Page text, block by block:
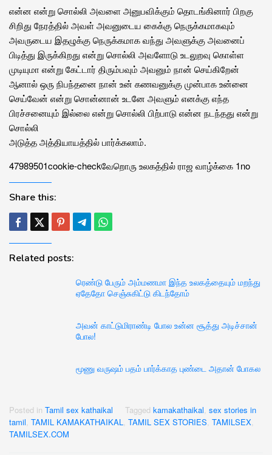
என்ன என்று சொல்லி அவளை அனுபவிக்கும் தொடங்கினார் பிறகு
சிறிது நேரத்தில் அவள் அவனுடைய கைக்கு நெருக்கமாகவும்
அவருடைய இதழுக்கு நெருக்கமாக வந்து அவளுக்கு அவனைப்
பிடித்து இருக்கிறது என்று சொல்லி அவளோடு உடலுறவு கொள்ள
முடியுமா என்று கேட்டார் திரும்பவும் அவனும் நான் செய்கிறேன்
ஆனால் ஒரு நிபந்தனை நான் உன் கணவனுக்கு முன்பாக உன்னை
செய்வேன் என்று சொன்னான் உடனே அவளும் எனக்கு எந்த
பிரச்சனையும் இல்லை என்று சொல்லி பிற்பாடு என்ன நடந்தது என்று
சொல்லி
அடுத்த அத்தியாயத்தில் பார்க்கலாம்.
47989501cookie-checkவேறொரு உலகத்தில் ராஜ வாழ்க்கை 1no
Share this:
Related posts:
ரெண்டு பேரும் அம்மணமா இந்த உலகத்தையும் மறந்து
ஏதேதோ செஞ்சுகிட்டு கிடந்தோம்
அவன் காட்டுமிராண்டி போல உன்ன சூத்து அடிச்சான்
போல!
மூணு வருஷம் பதம் பார்க்காத புண்டை அதான் போகல
Posted in Tamil sex kathaikal Tagged kamakathaikal, sex stories in
tamil, TAMIL KAMAKATHAIKAL, TAMIL SEX STORIES, TAMILSEX,
TAMILSEX.COM